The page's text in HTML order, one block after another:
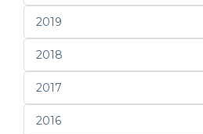
2019
2018
2017
2016